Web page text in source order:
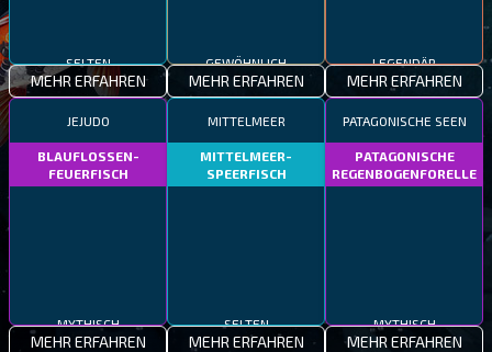
MEHR ERFAHREN MEHR ERFAHREN MEHR ERFAHREN
JEJUDO
BLAUFLOSSEN-
FEUERFISCH
MEHR ERFAHREN
MITTELMEER
MITTELMEER-
SPEERFISCH
MEHR ERFAHREN
PATAGONISCHE SEEN
PATAGONISCHE
REGENBOGENFORELLE
MEHR ERFAHREN